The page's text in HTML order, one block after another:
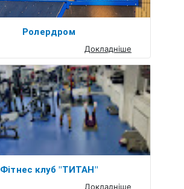
Ролердром
Докладніше
Фітнес клуб "ТИТАН"
Докладніше